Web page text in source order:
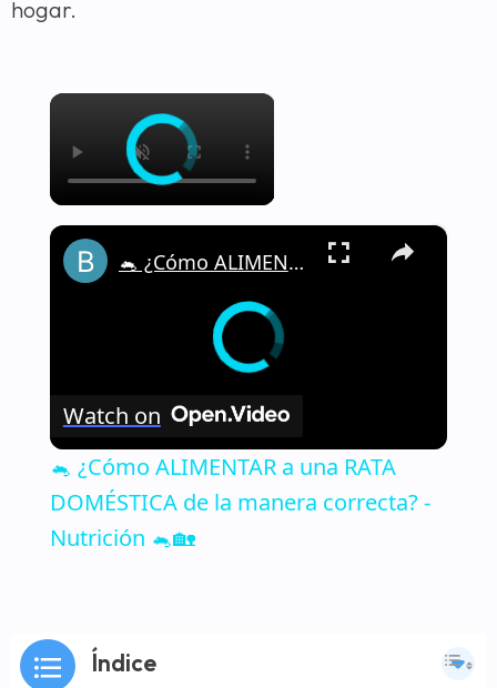
hogar.
×
×
🐁 ¿Cómo ALIMENTAR a una RATA DOMÉSTICA de la manera correcta? - Nutrición 🐁🏡
Watch on
🐁 ¿Cómo ALIMENTAR a una RATA
DOMÉSTICA de la manera correcta? -
Nutrición 🐁🏡
Índice